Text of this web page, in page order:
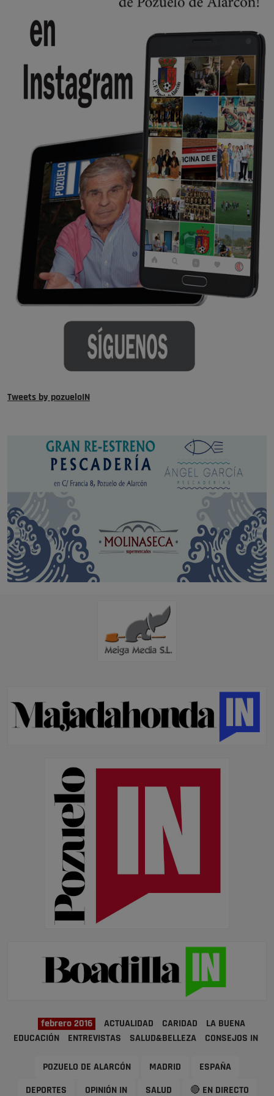
Pozuelo de Alarcón
🔴 EXCLUSIVA | El comisario de la …
Tweets by pozueloIN
febrero 2016 ACTUALIDAD CARIDAD
LA BUENA
EDUCACIÓN
ENTREVISTAS SALUD&BELLEZA CONSEJOS IN
POZUELO DE ALARCÓN MADRID ESPAÑA
DEPORTES OPINIÓN IN SALUD 🔴 EN DIRECTO